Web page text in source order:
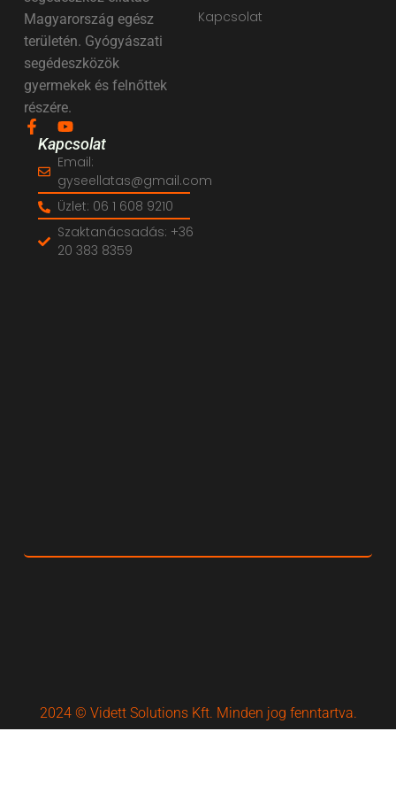
Magyarország egész
területén. Gyógyászati
segédeszközök
gyermekek és felnőttek
részére.
Kapcsolat
Kapcsolat
Email:
gyseellatas@gmail.com
Üzlet: 06 1 608 9210
Szaktanácsadás: +36
20 383 8359
2024 © Vidett Solutions Kft. Minden jog fenntartva.